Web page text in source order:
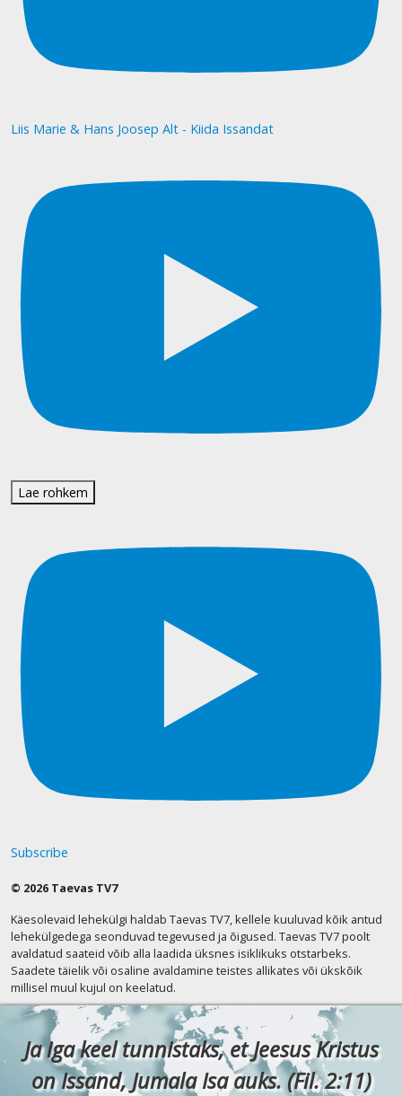
Liis Marie & Hans Joosep Alt - Kiida Issandat
Lae rohkem
Subscribe
© 2026 Taevas TV7
Käesolevaid lehekülgi haldab Taevas TV7, kellele kuuluvad kõik antud
lehekülgedega seonduvad tegevused ja õigused. Taevas TV7 poolt
avaldatud saateid võib alla laadida üksnes isiklikuks otstarbeks.
Saadete täielik või osaline avaldamine teistes allikates või ükskõik
millisel muul kujul on keelatud.
Ja iga keel tunnistaks, et Jeesus Kristus
on Issand, Jumala Isa auks. (Fil. 2:11)